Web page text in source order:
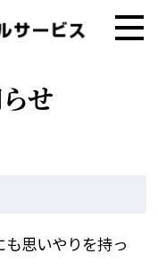
せ
思いやりを持っ